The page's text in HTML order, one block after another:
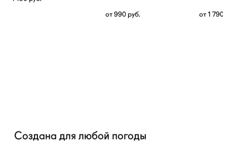
от 990 руб. от 1 790
Создана для любой погоды